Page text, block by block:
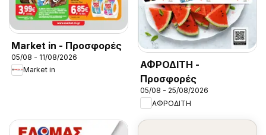
Market in - Προσφορές
05/08 - 11/08/2026
Market in
ΑΦΡΟΔΙΤΗ -
Προσφορές
05/08 - 25/08/2026
ΑΦΡΟΔΙΤΗ